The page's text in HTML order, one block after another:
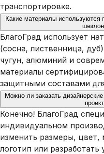
транспортировке.
Какие материалы используются
БлагоГрад использует
(сосна, лиственница,
чугун, алюминий и
материалы
защитными составами
Можно ли заказать
Конечно! БлагоГрад
индивидуальном
изменить размеры, цвет,
логотип или